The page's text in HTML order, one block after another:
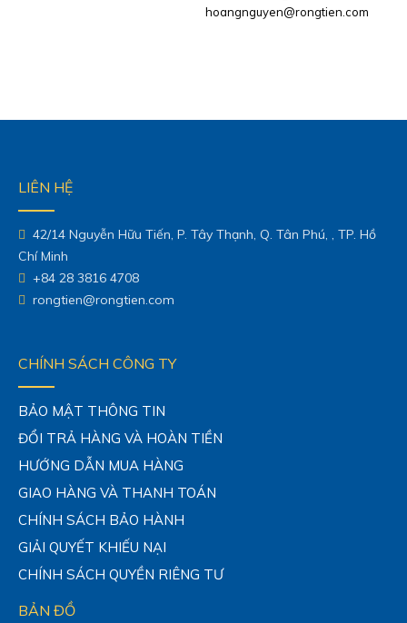
hoangnguyen@rongtien.com
LIÊN HỆ
42/14 Nguyễn Hữu Tiến, P. Tây Thạnh, Q. Tân Phú, , TP. Hồ
Chí Minh
+84 28 3816 4708
rongtien@rongtien.com
CHÍNH SÁCH CÔNG TY
BẢO MẬT THÔNG TIN
ĐỔI TRẢ HÀNG VÀ HOÀN TIỀN
HƯỚNG DẪN MUA HÀNG
GIAO HÀNG VÀ THANH TOÁN
CHÍNH SÁCH BẢO HÀNH
GIẢI QUYẾT KHIẾU NẠI
CHÍNH SÁCH QUYỀN RIÊNG TƯ
BẢN ĐỒ